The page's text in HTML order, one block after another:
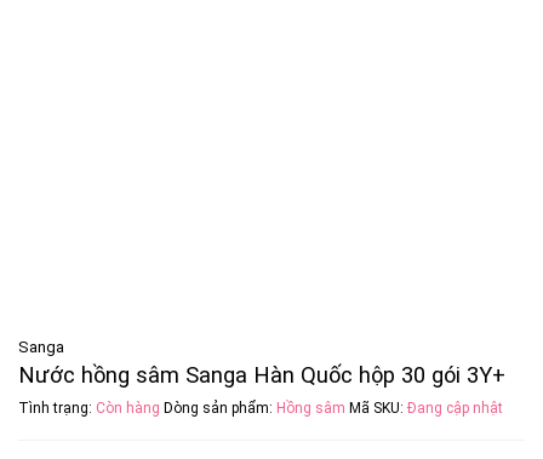
Sanga
Nước hồng sâm Sanga Hàn Quốc hộp 30 gói 3Y+
Tình trạng: Còn hàng Dòng sản phẩm: Hồng sâm Mã SKU: Đang cập nhật